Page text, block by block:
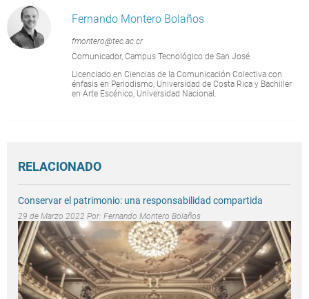
Fernando Montero Bolaños
fmontero@tec.ac.cr
Comunicador, Campus Tecnológico de San José.
Licenciado en Ciencias de la Comunicación Colectiva con
énfasis en Periodismo, Universidad de Costa Rica y Bachiller
en Arte Escénico, Universidad Nacional.
RELACIONADO
Conservar el patrimonio: una responsabilidad compartida
29 de Marzo 2022 Por: Fernando Montero Bolaños